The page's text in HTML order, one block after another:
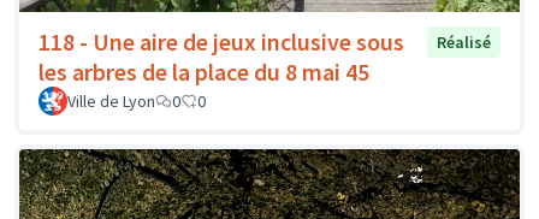
118 - Une aire de jeux inclusive sous
les arbres de la place du 8 mai 45
Réalisé
Ville de Lyon 0 0